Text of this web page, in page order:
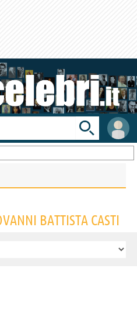
User
area
Toggle
search
bar
BATTISTA CASTI